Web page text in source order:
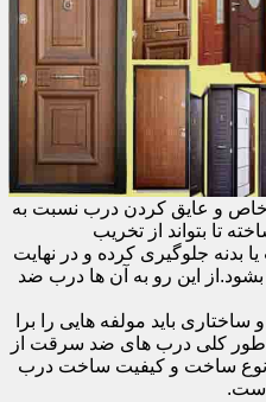
خاص و عایق کردن درب نسبت به
تا بتواند از تخریب
بدنه جلوگیری کرده و در نهایت
این رو به آن ها درب ضد
باید مولفه هایی را برا
به طور کلی درب های ضد سرقت از
نوع ساخت و کیفیت ساخت درب